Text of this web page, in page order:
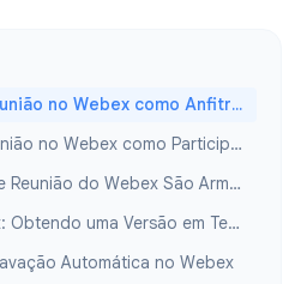
Como Gravar uma Reunião no Webex como Anfitrião
Como Gravar uma Reunião no Webex como Participante
Onde as Gravações de Reunião do Webex São Armazenadas?
Transcrição do Webex: Obtendo uma Versão em Texto da Sua Reunião
Automática no Webex